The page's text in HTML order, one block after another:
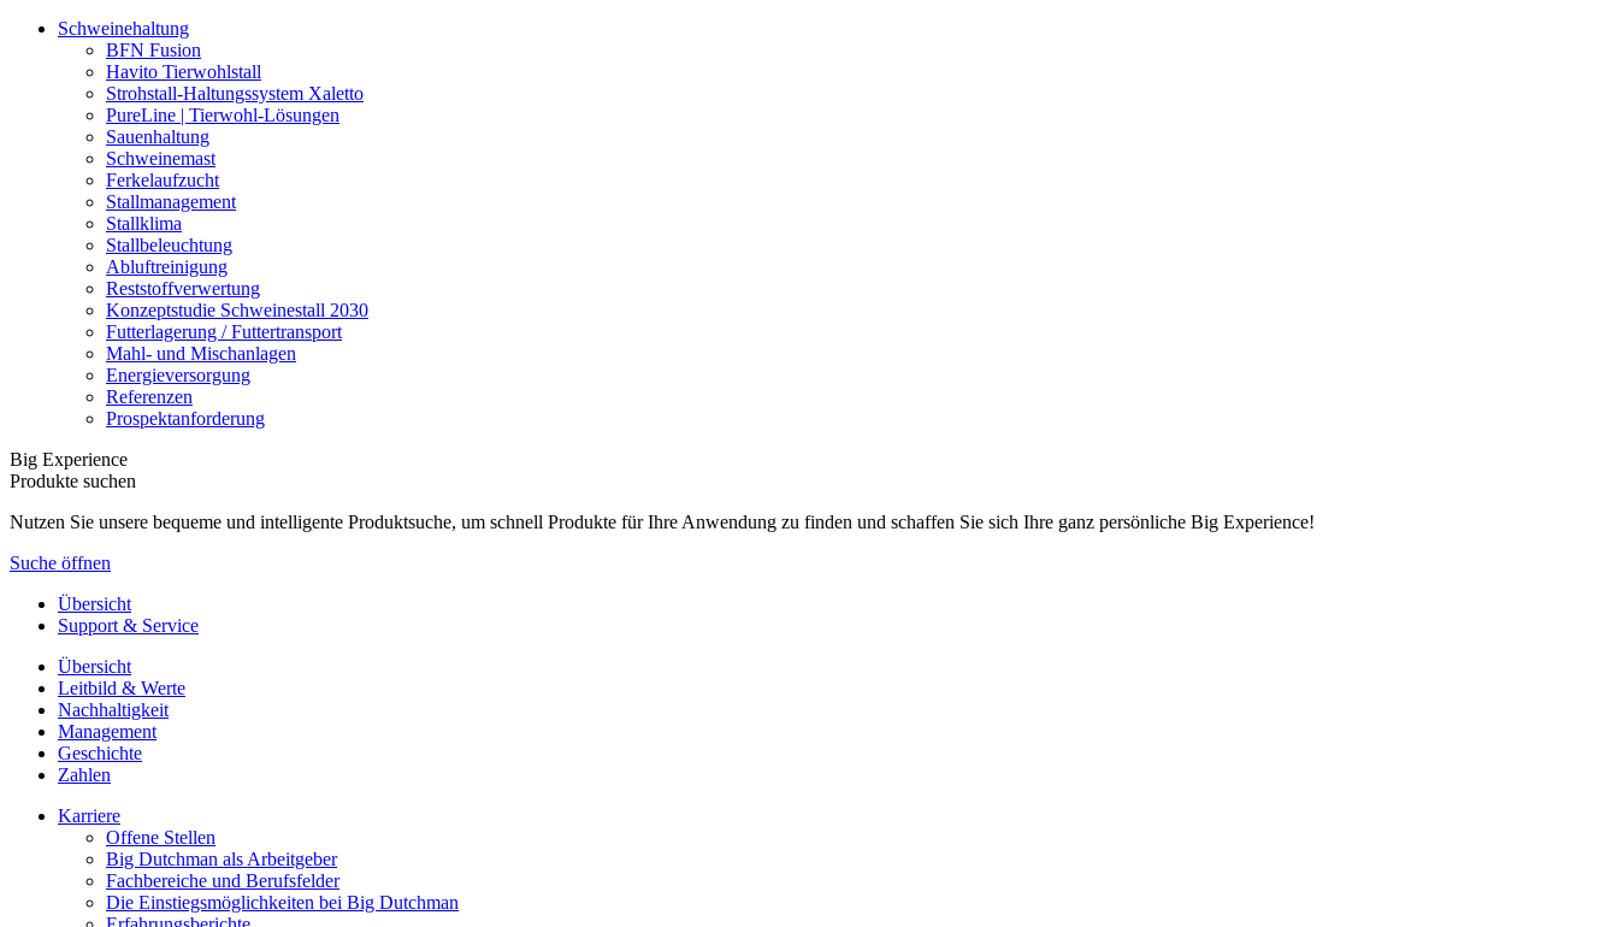
Schweinehaltung
BFN Fusion
Havito Tierwohlstall
Strohstall-Haltungssystem Xaletto
PureLine | Tierwohl-Lösungen
Sauenhaltung
Schweinemast
Ferkelaufzucht
Stallmanagement
Stallklima
Stallbeleuchtung
Abluftreinigung
Reststoffverwertung
Konzeptstudie Schweinestall 2030
Futterlagerung / Futtertransport
Mahl- und Mischanlagen
Energieversorgung
Referenzen
Prospektanforderung
Big Experience
Produkte suchen
Nutzen Sie unsere bequeme und intelligente Produktsuche, um schnell Produkte für Ihre Anwendung zu finden und schaffen Sie sich Ihre ganz persönliche Big Experience!
Suche öffnen
Übersicht
Support & Service
Übersicht
Leitbild & Werte
Nachhaltigkeit
Management
Geschichte
Zahlen
Karriere
Offene Stellen
Big Dutchman als Arbeitgeber
Fachbereiche und Berufsfelder
Die Einstiegsmöglichkeiten bei Big Dutchman